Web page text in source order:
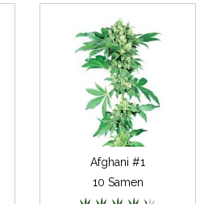
Afghani #1
10 Samen